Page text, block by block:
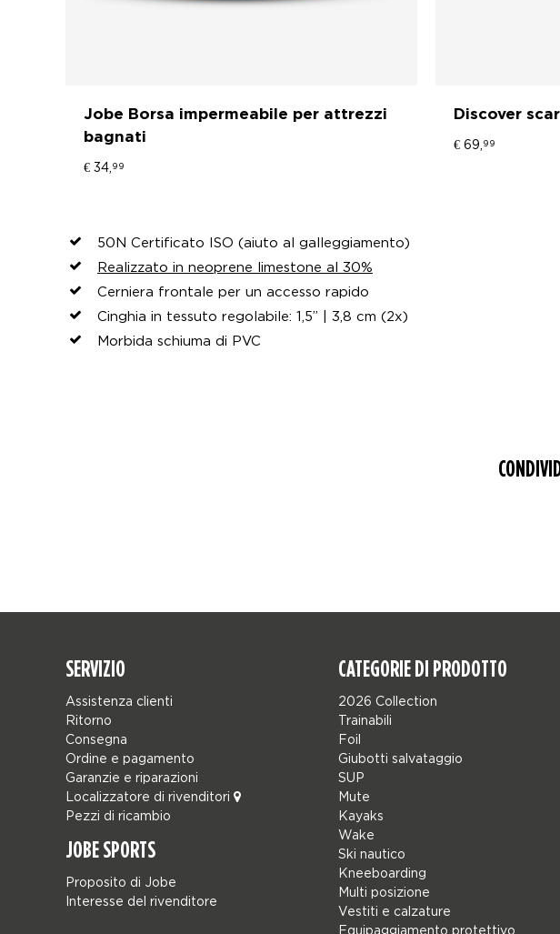
Jobe Borsa impermeabile per attrezzi
bagnati
€ 34, 99
Discover
€ 69, 99
50N Certificato ISO (aiuto al galleggiamento)
Realizzato in neoprene limestone al 30%
Cerniera frontale per un accesso rapido
Cinghia in tessuto regolabile: 1,5” | 3,8 cm (2x)
Morbida schiuma di PVC
SERVIZIO
Assistenza clienti
Ritorno
Consegna
Ordine e pagamento
Garanzie e riparazioni
Localizzatore di rivenditori
Pezzi di ricambio
JOBE SPORTS
Proposito di Jobe
Interesse del rivenditore
CATEGORIE DI PRODOTTO
2026 Collection
Trainabili
Foil
Giubotti salvataggio
SUP
Mute
Kayaks
Wake
Ski nautico
Kneeboarding
Multi posizione
Vestiti e calzature
Equipaggiamento protettivo